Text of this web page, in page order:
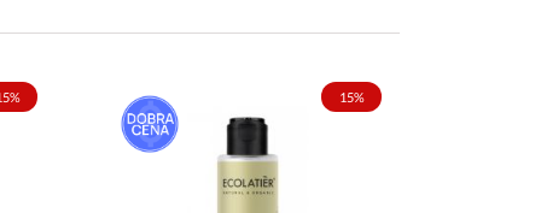
15%